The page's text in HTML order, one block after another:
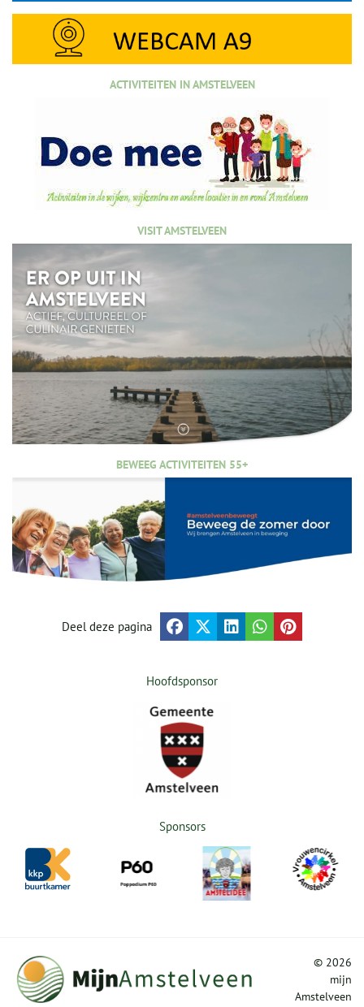
ACTIVITEITEN IN AMSTELVEEN
VISIT AMSTELVEEN
BEWEEG ACTIVITEITEN 55+
Deel deze pagina
Hoofdsponsor
Sponsors
© 2026
mijn
Amstelveen